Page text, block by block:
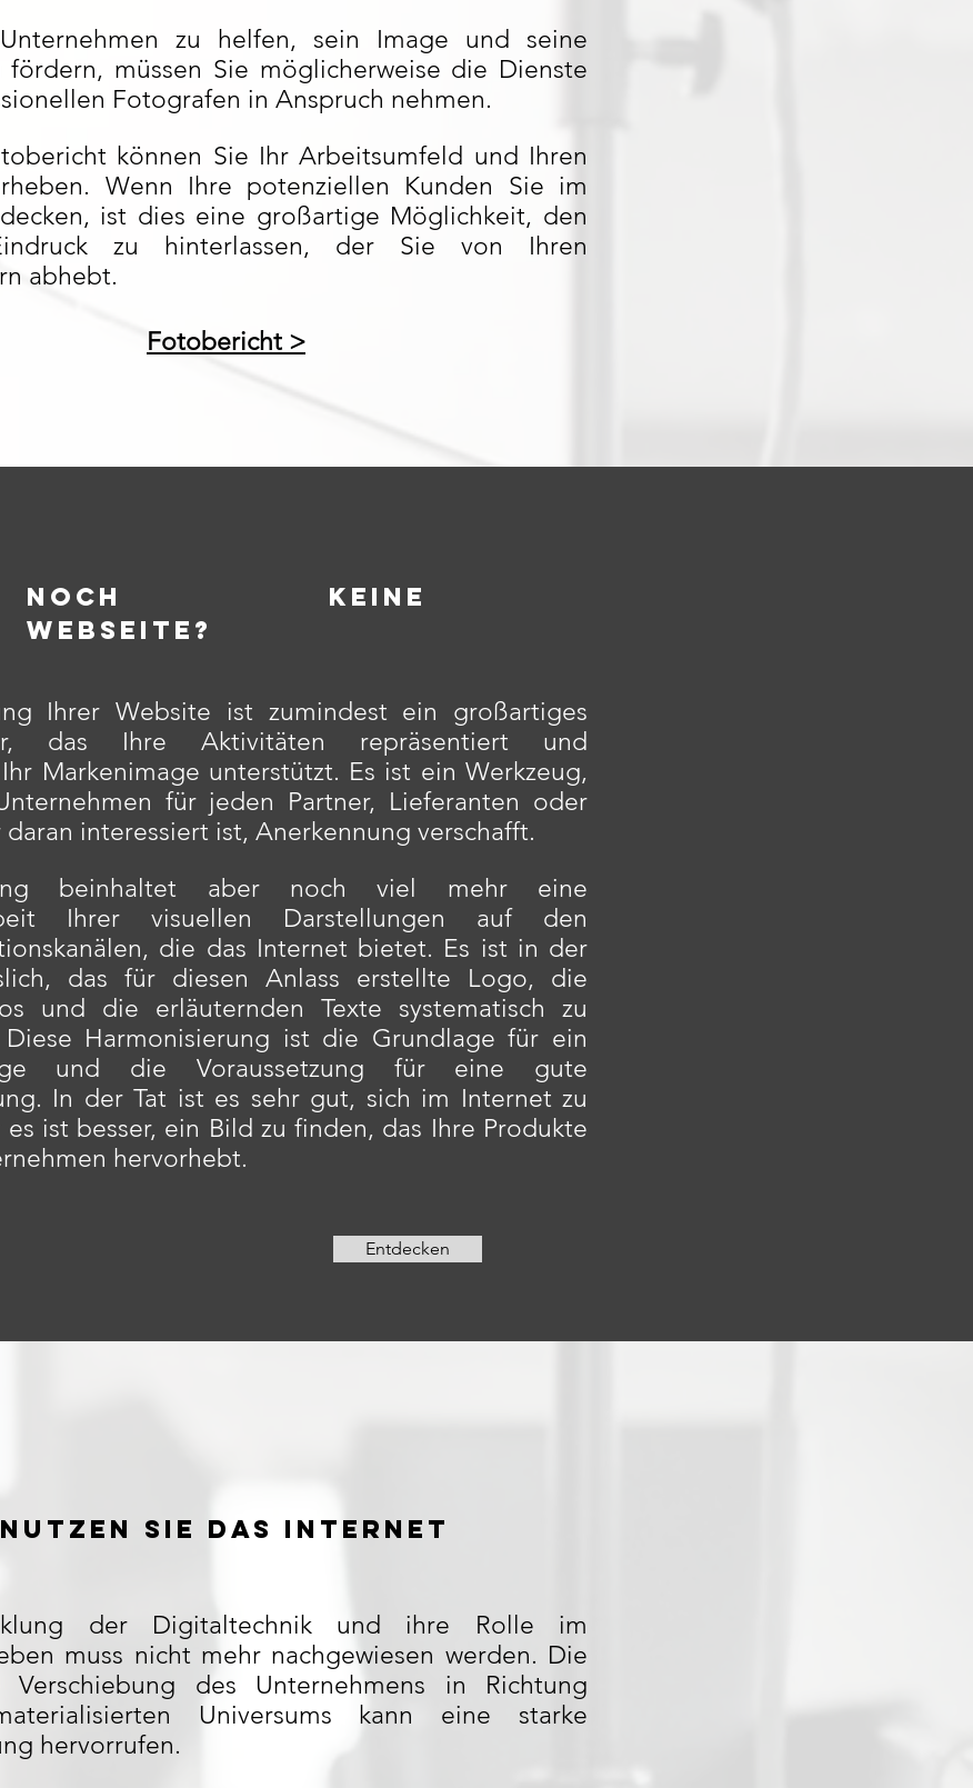
zu helfen, sein Image und seine
fördern, müssen Sie möglicherweise die Dienste
Fotografen in Anspruch nehmen.
können Sie Ihr Arbeitsumfeld und Ihren
Wenn Ihre potenziellen Kunden Sie im
ist dies eine großartige Möglichkeit, den
zu hinterlassen, der Sie von Ihren
abhebt.
Fotobericht >
Noch keine
Webseite?
Entdecken
Ihrer Website ist zumindest ein großartiges
das Ihre Aktivitäten repräsentiert und
Markenimage unterstützt. Es ist ein Werkzeug,
für jeden Partner, Lieferanten oder
daran interessiert ist, Anerkennung verschafft.
beinhaltet aber noch viel mehr eine
Ihrer visuellen Darstellungen auf den
die das Internet bietet. Es ist in der
das für diesen Anlass erstellte Logo, die
und die erläuternden Texte systematisch zu
Diese Harmonisierung ist die Grundlage für ein
und die Voraussetzung für eine gute
In der Tat ist es sehr gut, sich im Internet zu
ist besser, ein Bild zu finden, das Ihre Produkte
hervorhebt.
Nutzen Sie das Internet
der Digitaltechnik und ihre Rolle im
muss nicht mehr nachgewiesen werden. Die
Verschiebung des Unternehmens in Richtung
Universums kann eine starke
hervorrufen.